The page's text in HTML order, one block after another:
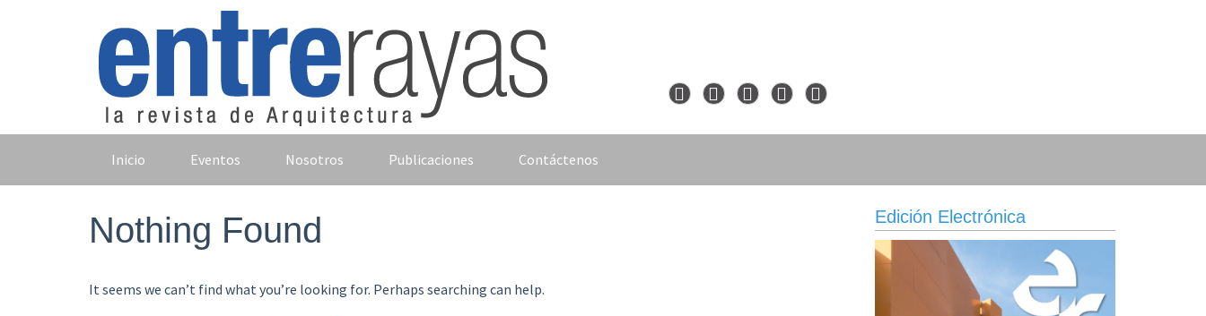
Inicio Eventos Nosotros Publicaciones Contáctenos
Nothing Found
It seems we can’t find what you’re looking for. Perhaps searching can help.
Edición Electrónica